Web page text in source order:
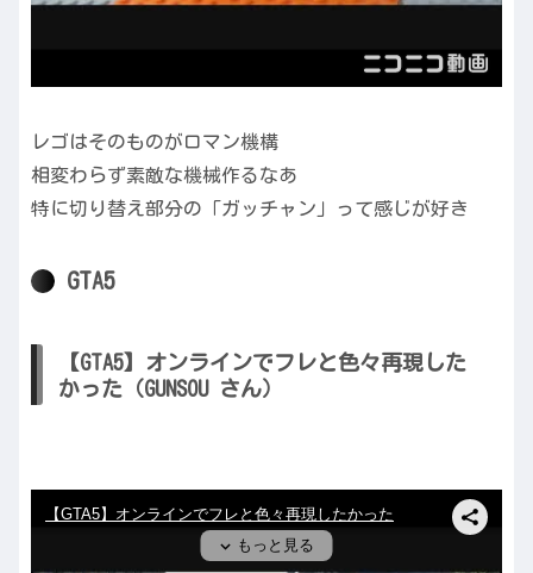
レゴはそのものがロマン機構
相変わらず素敵な機械作るなあ
特に切り替え部分の「ガッチャン」って感じが好き
GTA5
【GTA5】オンラインでフレと色々再現した
かった（GUNSOU さん）